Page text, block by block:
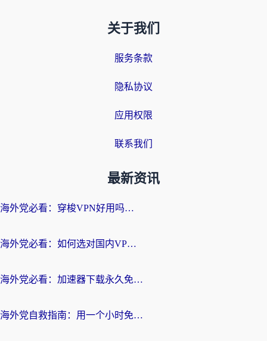
关于我们
服务条款
隐私协议
应用权限
联系我们
最新资讯
海外党必看：穿梭VPN好用吗？和云帆VPN对比哪个回国效果更好？附真实测评+避坑指南
海外党必看：如何选对国内VPN，实现无缝访问国内资源？
海外党必看：加速器下载永久免费版真的存在吗？教你无缝访问国内资源的正确姿势
海外党自救指南：用一个小时免费加速器，轻松打破国内资源访问壁垒？